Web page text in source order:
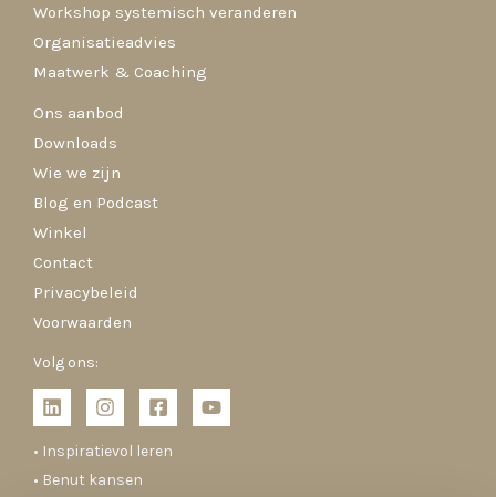
Workshop systemisch veranderen
Organisatieadvies
Maatwerk & Coaching
Ons aanbod
Downloads
Wie we zijn
Blog en Podcast
Winkel
Contact
Privacybeleid
Voorwaarden
Volg ons:
• Inspiratievol leren
• Benut kansen